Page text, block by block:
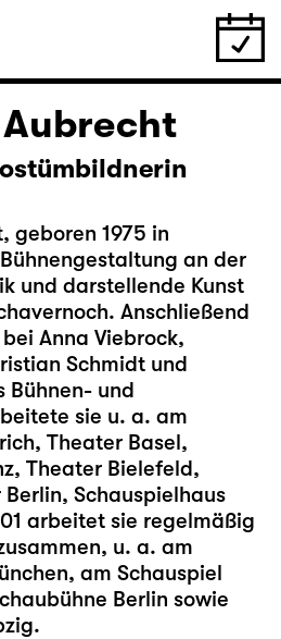
geboren 1975 in
an der
und darstellende Kunst
Anschließend
Anna Viebrock,
Schmidt und
Bühnen- und
sie u. a. am
Theater Basel,
Theater Bielefeld,
Schauspielhaus
arbeitet sie regelmäßig
u. a. am
am Schauspiel
Berlin sowie